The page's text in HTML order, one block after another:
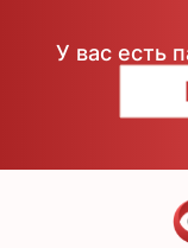
У вас есть